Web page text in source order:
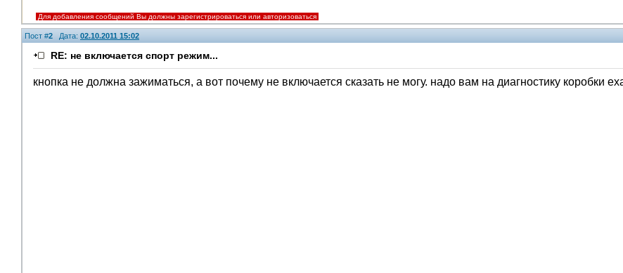
Для добавления сообщений Вы должны зарегистрироваться или авторизоваться
Пост #2 Дата: 02.10.2011 15:02
RE: не включается спорт режим...
кнопка не должна зажиматься, а вот почему не включается сказать не могу. надо вам на диагностику коробки